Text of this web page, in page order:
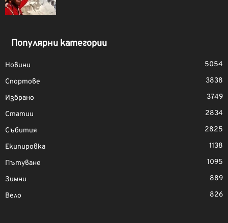
Популярни категории
Новини
5054
Спортове
3838
Избрано
3749
Статии
2834
Събития
2825
Екипировка
1138
Пътуване
1095
Зимни
889
Вело
826